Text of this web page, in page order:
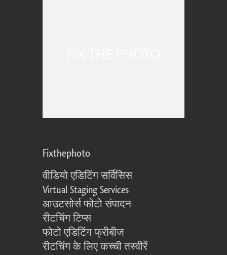
Fixthephoto
वीडियो एडिटिंग सर्विसिस
Virtual Staging Services
आउटसोर्स फोटो संपादन
रीटचिंग टिप्स
फोटो एडिटिंग फ्रीबीज
रीटचिंग के लिए कच्ची तस्वीरें